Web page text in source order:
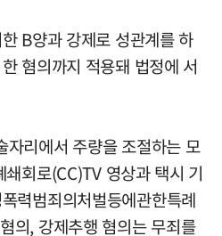
B양과 강제로 성관계를 하
혐의까지 적용돼 법정에 서
자리에서 주량을 조절하는 모
회로(CC)TV 영상과 택시 기
력범죄의처벌등에관한특례
의, 강제추행 혐의는 무죄를